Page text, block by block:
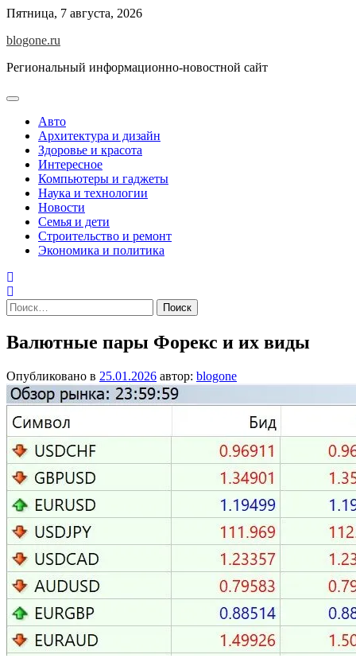
Перейти
содержимому
Пятница, 7 августа, 2026
blogone.ru
Региональный информационно-новостной сайт
Авто
Архитектура и дизайн
Здоровье и красота
Интересное
Компьютеры и гаджеты
Наука и технологии
Новости
Семья и дети
Строительство и ремонт
Экономика и политика
Найти:
Валютные пары Форекс и их виды
Опубликовано в 25.01.2026 автор: blogone